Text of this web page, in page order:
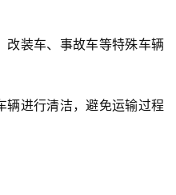
改装车、事故车等特殊车辆
辆进行清洁，避免运输过程